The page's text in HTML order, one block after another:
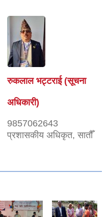
रुकलाल भट्टराई (सूचना
अधिकारी)
9857062643
प्रशासकीय अधिकृत, सातौँ